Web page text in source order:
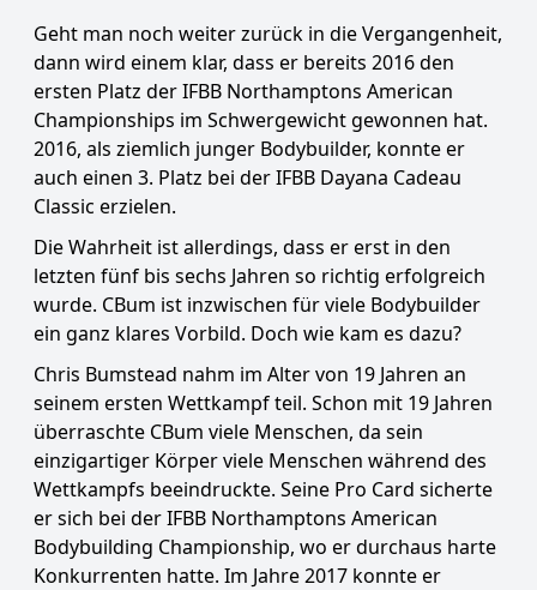
Geht man noch weiter zurück in die Vergangenheit,
dann wird einem klar, dass er bereits 2016 den
ersten Platz der IFBB Northamptons American
Championships im Schwergewicht gewonnen hat.
2016, als ziemlich junger Bodybuilder, konnte er
auch einen 3. Platz bei der IFBB Dayana Cadeau
Classic erzielen.
Die Wahrheit ist allerdings, dass er erst in den
letzten fünf bis sechs Jahren so richtig erfolgreich
wurde. CBum ist inzwischen für viele Bodybuilder
ein ganz klares Vorbild. Doch wie kam es dazu?
Chris Bumstead nahm im Alter von 19 Jahren an
seinem ersten Wettkampf teil. Schon mit 19 Jahren
überraschte CBum viele Menschen, da sein
einzigartiger Körper viele Menschen während des
Wettkampfs beeindruckte. Seine Pro Card sicherte
er sich bei der IFBB Northamptons American
Bodybuilding Championship, wo er durchaus harte
Konkurrenten hatte. Im Jahre 2017 konnte er